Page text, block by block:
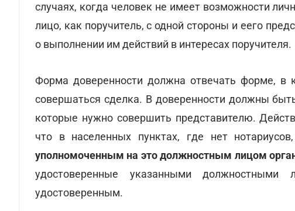
случаях, когда человек не имеет возможности
лицо, как поручитель, с одной стороны и еего
о выполнении им действий в интересах поручителя.
Форма доверенности должна отвечать форме, в
совершаться сделка. В доверенности должны
которые нужно совершить представителю.
что в населенных пунктах, где нет
уполномоченным на это должностным лицом
удостоверенные указанными должностными
удостоверенным.